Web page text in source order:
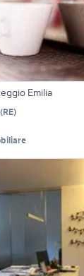
Emilia
(RE)